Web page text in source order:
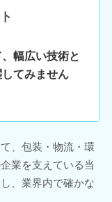
幅広い技術と
てみません
、包装・物流・環
業を支えている当
、業界内で確かな